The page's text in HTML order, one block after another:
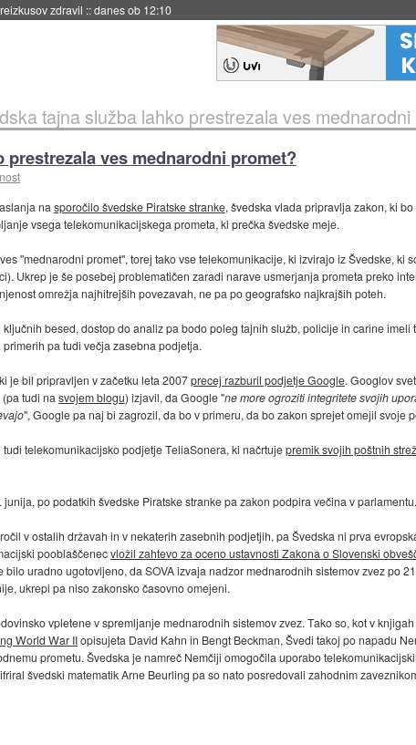
naslednji dve leti::danes ob 11:37
tajna služba lahko prestrezala ves mednarodni
ves mednarodni promet?
na sporočilo švedske Piratske stranke, švedska vlada pripravlja zakon, ki
vsega telekomunikacijskega prometa, ki prečka švedske meje.
"mednarodni promet", torej tako vse telekomunikacije, ki izvirajo iz Švedske, ki
Ukrep je še posebej problematičen zaradi narave usmerjanja prometa preko
omrežja najhitrejših povezavah, ne pa po geografsko najkrajših poteh.
besed, dostop do analiz pa bodo poleg tajnih služb, policije in carine imeli
pa tudi večja zasebna podjetja.
je bil pripravljen v začetku leta 2007precej razburil podjetje Google. Googlov
(pa tudi na svojem blogu) izjavil, da Google "ne more ogroziti integritete svojih
", Google pa naj bi zagrozil, da bo v primeru, da bo zakon sprejet omejil svoje
telekomunikacijsko podjetje TeliaSonera, ki načrtujepremik svojih poštnih
po podatkih švedske Piratske stranke pa zakon podpira večina v parlamentu.
v ostalih državah in v nekaterih zasebnih podjetjih, pa Švedska ni prva
pooblaščenecvložil zahtevo za oceno ustavnosti Zakona o Slovenski
uradno ugotovljeno, da SOVA izvaja nadzor mednarodnih sistemov zvez po
ukrepi pa niso zakonsko časovno omejeni.
vpletene v spremljanje mednarodnih sistemov zvez. Tako so, kot v knjigah
World War IIopisujeta David Kahn in Bengt Beckman, Švedi takoj po napadu
prometu. Švedska je namreč Nemčiji omogočila uporabo
švedski matematik Arne Beurling pa so nato posredovali zahodnim